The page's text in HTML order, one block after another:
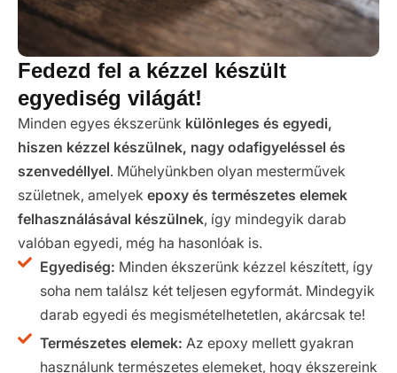
Fedezd fel a kézzel készült
egyediség világát!
Minden egyes ékszerünk különleges és egyedi,
hiszen kézzel készülnek, nagy odafigyeléssel és
szenvedéllyel. Műhelyünkben olyan mesterművek
születnek, amelyek epoxy és természetes elemek
felhasználásával készülnek, így mindegyik darab
valóban egyedi, még ha hasonlóak is.
Egyediség: Minden ékszerünk kézzel készített, így
soha nem találsz két teljesen egyformát. Mindegyik
darab egyedi és megismételhetetlen, akárcsak te!
Természetes elemek: Az epoxy mellett gyakran
használunk természetes elemeket, hogy ékszereink